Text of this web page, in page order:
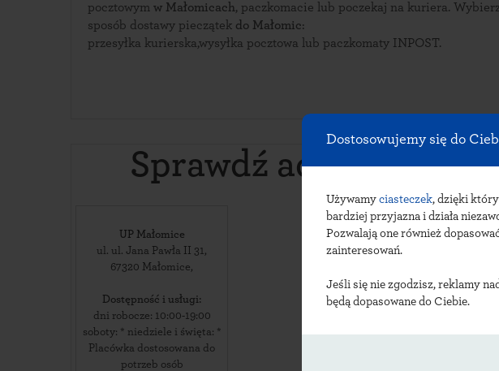
Dostosowujemy się do
Używamy ciasteczek, dzięki
bardziej przyjazna i działa
Pozwalają one również
zainteresowań.
Jeśli się nie zgodzisz, reklamy
będą dopasowane do Ciebie.
pocztowym w Małomicach, paczkomacie lub poczekaj na kuriera. Wybierz
sposób dostawy pieczątek do Małomic:
przesyłka kurierska,wysyłka pocztowa lub paczkomaty INPOST.
Sprawdź adresy
UP Małomice
ul. ul. Jana Pawła II 31,
67320 Małomice,
Dostępność i usługi:
dni robocze: 10:00-19:00
soboty: * niedziele i święta: *
Placówka dostosowana do
potrzeb osób